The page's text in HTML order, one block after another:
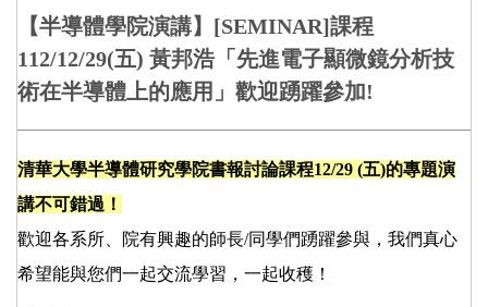
【半導體學院演講】[SEMINAR]課程
112/12/29(五) 黃邦浩「先進電子顯微鏡分析技
術在半導體上的應用」歡迎踴躍參加!
清華大學半導體研究學院書報討論課程12/29 (五)的專題演
講不可錯過！
歡迎各系所、院有興趣的師長/同學們踴躍參與，我們真心
希望能與您們一起交流學習，一起收穫！